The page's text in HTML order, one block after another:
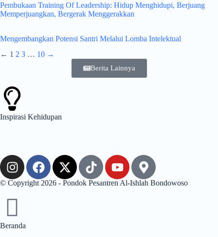
Pembukaan Training Of Leadership: Hidup Menghidupi, Berjuang
Memperjuangkan, Bergerak Menggerakkan
Mengembangkan Potensi Santri Melalui Lomba Intelektual
← 1 2 3 … 10 →
Berita Lainnya
Inspirasi Kehidupan
© Copyright 2026 - Pondok Pesantren Al-Ishlah Bondowoso
Beranda